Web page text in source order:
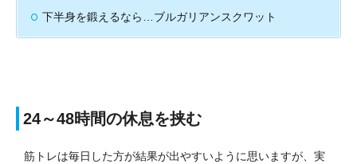
下半身を鍛えるなら…ブルガリアンスクワット
24～48時間の休息を挟む
筋トレは毎日した方が結果が出やすいように思いますが、実